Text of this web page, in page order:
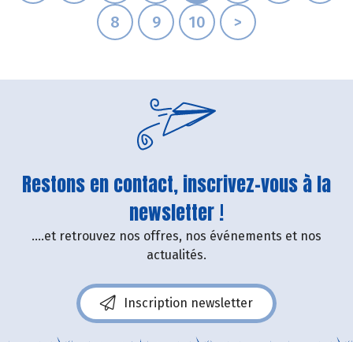
8
9 10 >
Restons en contact, inscrivez-vous à la
newsletter !
....et retrouvez nos offres, nos événements et nos
actualités.
Inscription newsletter